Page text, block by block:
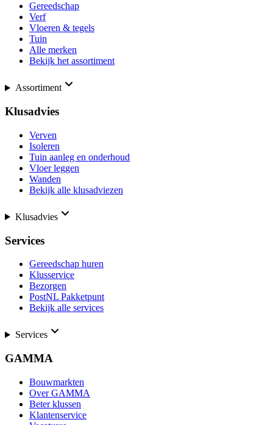
Gereedschap
Verf
Vloeren & tegels
Tuin
Alle merken
Bekijk het assortiment
Assortiment
Klusadvies
Verven
Isoleren
Tuin aanleg en onderhoud
Vloer leggen
Wanden
Bekijk alle klusadviezen
Klusadvies
Services
Gereedschap huren
Klusservice
Bezorgen
PostNL Pakketpunt
Bekijk alle services
Services
GAMMA
Bouwmarkten
Over GAMMA
Beter klussen
Klantenservice